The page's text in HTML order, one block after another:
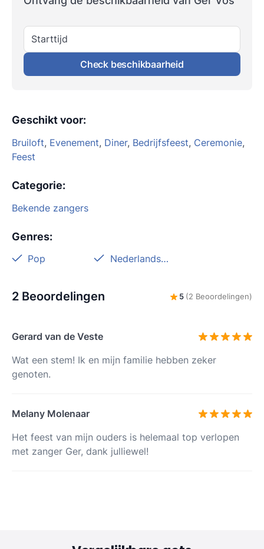
Starttijd
Check beschikbaarheid
Geschikt voor:
Bruiloft, Evenement, Diner, Bedrijfsfeest, Ceremonie,
Feest
Categorie:
Bekende zangers
Genres:
Pop Nederlandstalig
2 Beoordelingen 5 (2 Beoordelingen)
Gerard van de Veste
Wat een stem! Ik en mijn familie hebben zeker
genoten.
Melany Molenaar
Het feest van mijn ouders is helemaal top verlopen
met zanger Ger, dank julliewel!